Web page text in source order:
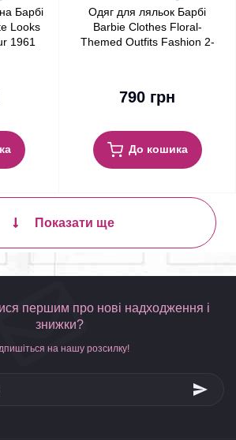
Барбі
Looks
1961
Одяг для ляльок Барбі
Barbie Clothes Floral-
Themed Outfits Fashion 2-
790 грн
До кошика
Показати ще
першим про нові надходження і
знижки?
на нашу розсилку!